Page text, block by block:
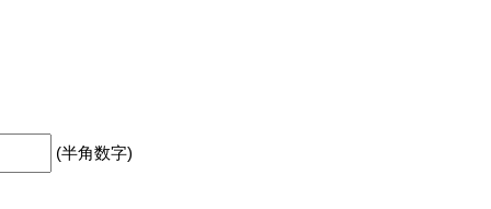
(半角数字)